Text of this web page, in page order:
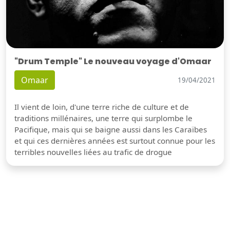
"Drum Temple" Le nouveau voyage d'Omaar
Omaar 19/04/2021
Il vient de loin, d'une terre riche de culture et de
traditions millénaires, une terre qui surplombe le
Pacifique, mais qui se baigne aussi dans les Caraïbes
et qui ces dernières années est surtout connue pour les
terribles nouvelles liées au trafic de drogue